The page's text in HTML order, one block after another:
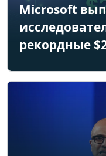
Microsoft
рекордные